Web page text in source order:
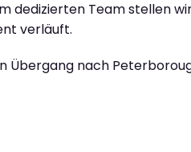
dedizierten Team stellen
verläuft.
Übergang nach